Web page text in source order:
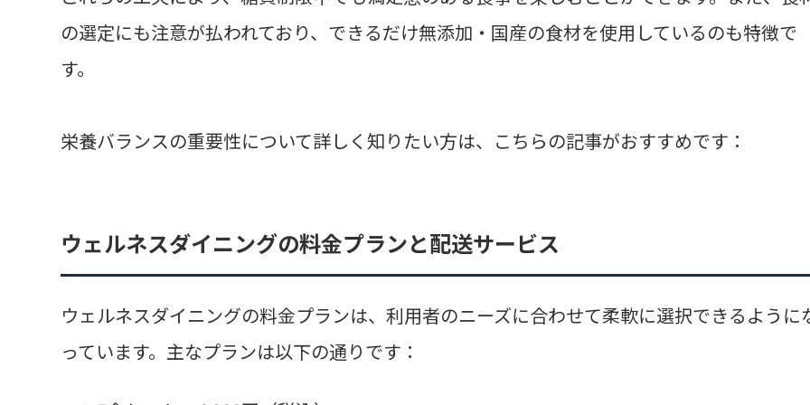
の選定にも注意が払われており、できるだけ無添加・国産の食材を使用しているのも特徴で
す。
栄養バランスの重要性について詳しく知りたい方は、こちらの記事がおすすめです：
ウェルネスダイニングの料金プランと配送サービス
ウェルネスダイニングの料金プランは、利用者のニーズに合わせて柔軟に選択できるように
っています。主なプランは以下の通りです：